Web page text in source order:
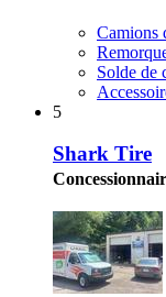
Camions
Solde de
5
Shark Tire